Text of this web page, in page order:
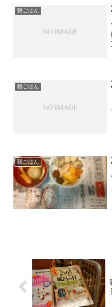
朝ごはん
朝ごはん
朝ごはん